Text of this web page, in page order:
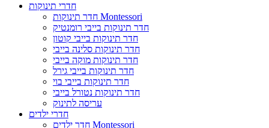
חדרי תינוקות
חדר תינוקות Montessori
חדר תינוקות בייבי רומנטיק
חדר תינוקות בייבי קוטון
חדר תינוקות סלינה בייבי
חדר תינוקות מוקה בייבי
חדר תינוקות בייבי גירל
חדר תינוקות בייבי בוי
חדר תינוקות נטורל בייבי
עריסה לתינוק
חדרי ילדים
חדר ילדים Montessori